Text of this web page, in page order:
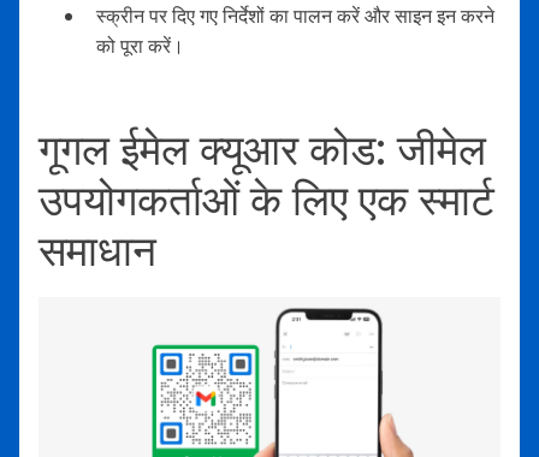
स्क्रीन पर दिए गए निर्देशों का पालन करें और साइन इन करने
को पूरा करें।
गूगल ईमेल क्यूआर कोड: जीमेल
उपयोगकर्ताओं के लिए एक स्मार्ट
समाधान